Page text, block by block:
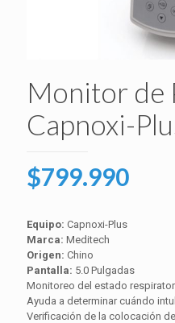
Monitor de
Capnoxi-
El
precio
original
era:
$1.350.000.
$799.990El
Equipo: Capnoxi-Plus
Marca: Meditech
Origen: Chino
Pantalla: 5.0 Pulgadas
Monitoreo del estado
Ayuda a determinar cuándo
Verificación de la colocación